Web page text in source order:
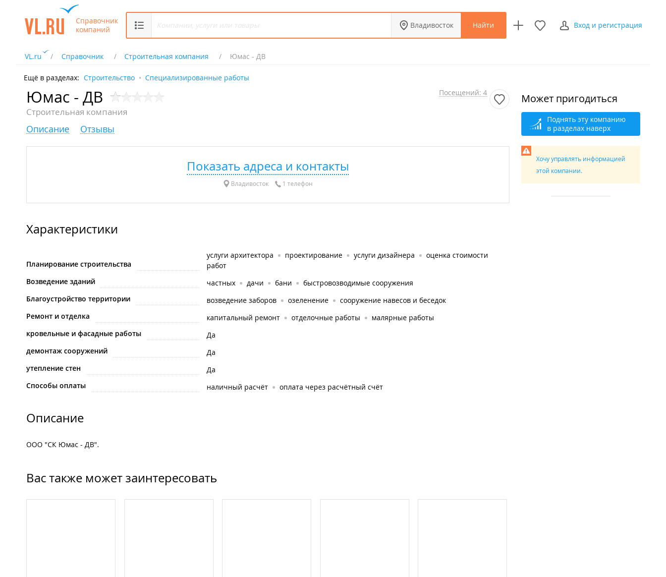
Справочник
компаний
Владивосток Найти Вход и регистрация
VL.ru Справочник Строительная компания Юмас - ДВ
Ещё в разделах: Строительство Специализированные работы
Юмас - ДВ
Строительная компания
Посещений: 4
Описание Отзывы
Показать адреса и контакты
Владивосток 1 телефон
Характеристики
Планирование строительства
услуги архитектора проектирование услуги дизайнера
оценка стоимости
работ
Возведение зданий
частных дачи бани
быстровозводимые сооружения
Благоустройство территории
возведение заборов озеленение
сооружение навесов и беседок
Ремонт и отделка
капитальный ремонт отделочные работы
малярные работы
кровельные и фасадные работы
Да
демонтаж сооружений
Да
утепление стен
Да
Способы оплаты
наличный расчёт оплата через расчётный счёт
Описание
ООО "СК Юмас - ДВ".
Вас также может заинтересовать
Может пригодиться
Поднять эту компанию
в разделах наверх
Хочу управлять информацией
этой компании.